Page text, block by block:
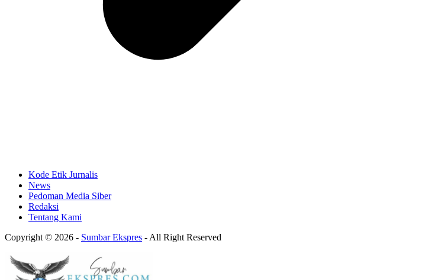
Kode Etik Jurnalis
News
Pedoman Media Siber
Redaksi
Tentang Kami
Copyright © 2026 - Sumbar Ekspres - All Right Reserved